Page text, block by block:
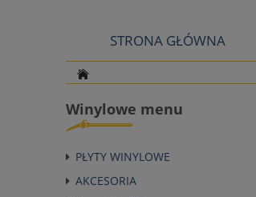
STRONA GŁÓWNA
Winylowe menu
PŁYTY WINYLOWE
AKCESORIA